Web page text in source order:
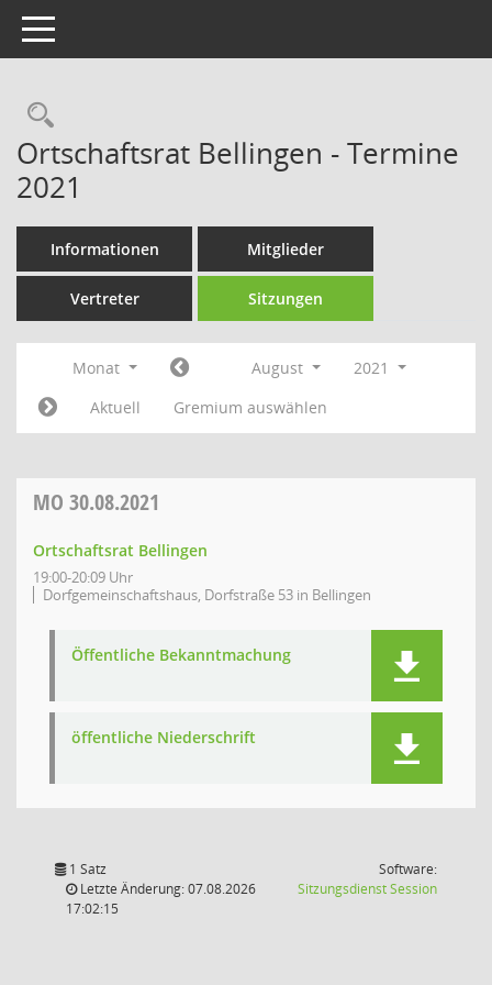
Toggle navigation
Rechercheauswahl
Ortschaftsrat Bellingen - Termine
2021
Informationen Mitglieder
Vertreter Sitzungen
Monat August
2021
Aktuell
Gremium auswählen
MO 30.08.2021
Ortschaftsrat Bellingen
19:00-20:09 Uhr
Dorfgemeinschaftshaus, Dorfstraße 53 in Bellingen
Öffentliche Bekanntmachung
öffentliche Niederschrift
1 Satz
Letzte Änderung: 07.08.2026
17:02:15
Software:
SitzungsdienstSession(Wird in